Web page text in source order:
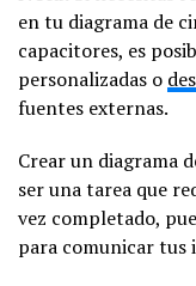
en tu diagrama de
capacitores, es
personalizadas o
fuentes externas.
Crear un diagrama
ser una tarea que
vez completado,
para comunicar tus